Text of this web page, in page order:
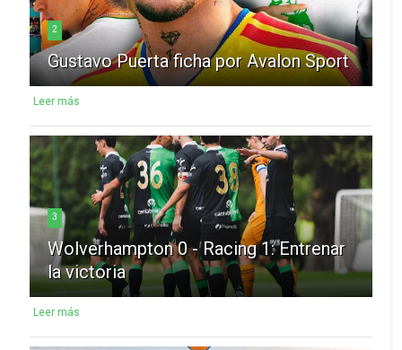
2
Gustavo Puerta ficha por Avalon Sport
Leer más
3
Wolverhampton 0 - Racing 1: Entrenar
la victoria
Leer más